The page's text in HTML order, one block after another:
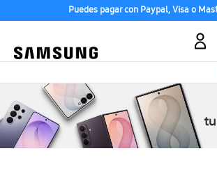
Puedes pagar con Paypal, Visa o